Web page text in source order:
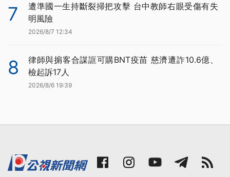
7
遭準國一生持斷裂掃把攻擊 台中教師右眼受傷有失
明風險
2026/8/7 12:34
8
律師與掮客合謀誆可購BNT疫苗 慈濟遭詐10.6億、
檢起訴17人
2026/8/6 19:39